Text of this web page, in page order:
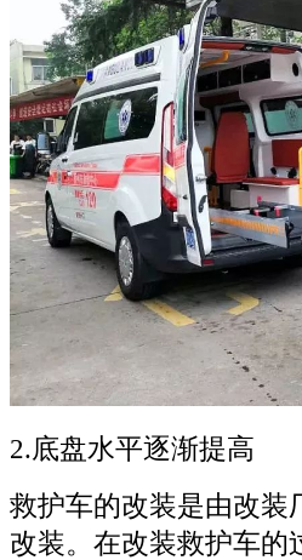
2.底盘水平逐渐提高
救护车的改装是由改装
改装。在改装救护车的